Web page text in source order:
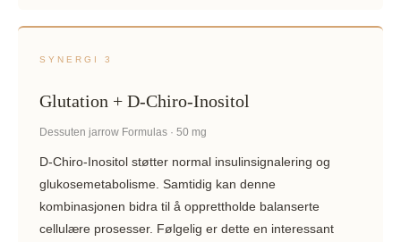
SYNERGI 3
Glutation + D-Chiro-Inositol
Dessuten jarrow Formulas · 50 mg
D-Chiro-Inositol støtter normal insulinsignalering og
glukosemetabolisme. Samtidig kan denne
kombinasjonen bidra til å opprettholde balanserte
cellulære prosesser. Følgelig er dette en interessant